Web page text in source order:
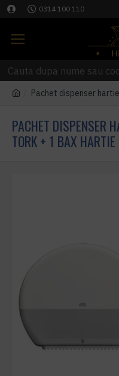
0314 100 110
Pachet dispenser
PACHET DISPENSER
TORK + 1 BAX